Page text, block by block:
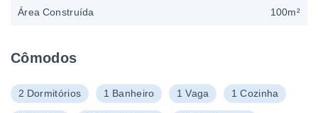
Cômodos
2 Dormitórios 1 Banheiro 1 Vaga 1 Cozinha
Área Construída 100m²